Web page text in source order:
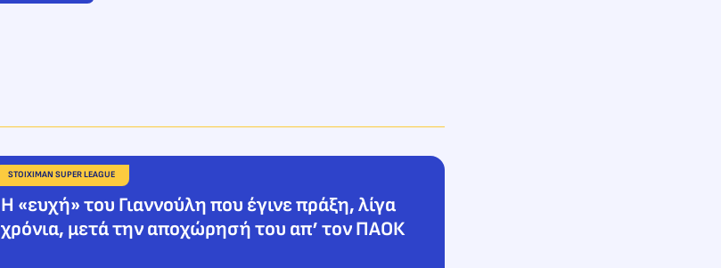
STOIXIMAN SUPER LEAGUE
Η «ευχή» του Γιαννούλη που έγινε πράξη, λίγα
χρόνια, μετά την αποχώρησή του απ’ τον ΠΑΟΚ